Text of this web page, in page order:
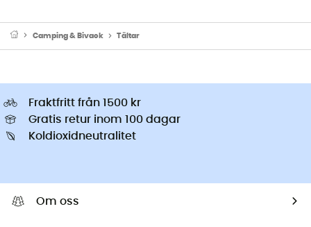
Camping & Bivack Tältar
Fraktfritt från 1500 kr
Gratis retur inom 100 dagar
Koldioxidneutralitet
Om oss